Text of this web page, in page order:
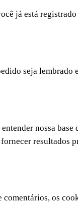
já está registrado
seja lembrado
nossa base
resultados
comentários, os